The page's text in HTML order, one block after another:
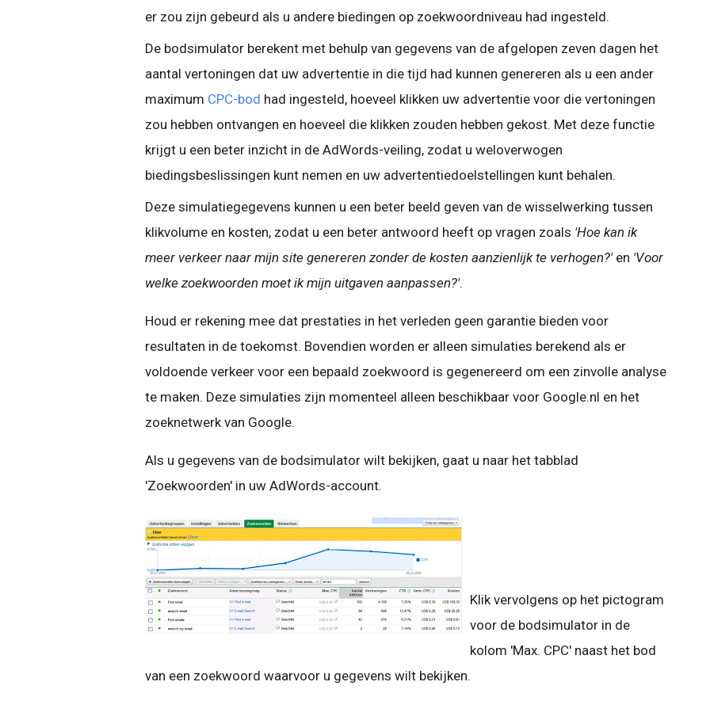
er zou zijn gebeurd als u andere biedingen op zoekwoordniveau had ingesteld.
De bodsimulator berekent met behulp van gegevens van de afgelopen zeven dagen het
aantal vertoningen dat uw advertentie in die tijd had kunnen genereren als u een ander
maximum CPC-bod had ingesteld, hoeveel klikken uw advertentie voor die vertoningen
zou hebben ontvangen en hoeveel die klikken zouden hebben gekost. Met deze functie
krijgt u een beter inzicht in de AdWords-veiling, zodat u weloverwogen
biedingsbeslissingen kunt nemen en uw advertentiedoelstellingen kunt behalen.
Deze simulatiegegevens kunnen u een beter beeld geven van de wisselwerking tussen
klikvolume en kosten, zodat u een beter antwoord heeft op vragen zoals 'Hoe kan ik
meer verkeer naar mijn site genereren zonder de kosten aanzienlijk te verhogen?'en 'Voor
welke zoekwoorden moet ik mijn uitgaven aanpassen?'.
Houd er rekening mee dat prestaties in het verleden geen garantie bieden voor
resultaten in de toekomst. Bovendien worden er alleen simulaties berekend als er
voldoende verkeer voor een bepaald zoekwoord is gegenereerd om een zinvolle analyse
te maken. Deze simulaties zijn momenteel alleen beschikbaar voor Google.nl en het
zoeknetwerk van Google.
Als u gegevens van de bodsimulator wilt bekijken, gaat u naar het tabblad
'Zoekwoorden' in uw AdWords-account.
Klik vervolgens op het pictogram
voor de bodsimulator in de
kolom 'Max. CPC' naast het bod
van een zoekwoord waarvoor u gegevens wilt bekijken.